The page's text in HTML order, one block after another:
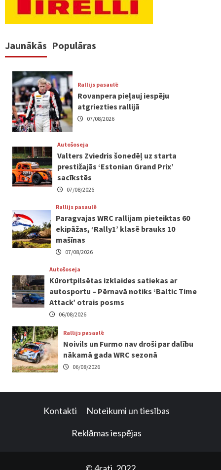
Jaunākās Populāras
Rallijs pasaulē
Rovanpera pieļauj iespēju
atgriezties rallijā
07/08/2026
Autošoseja
Valters Zviedris šonedēļ uz starta
prestižajās ‘Estonian Grand Prix’
sacīkstēs
07/08/2026
Rallijs pasaulē
Paragvajas WRC rallijam pieteiktas 60
ekipāžas, ‘Rally1’ klasē brauks 10
mašīnas
07/08/2026
Autošoseja
Kūrortpilsētas izklaides satiekas ar
autosportu – Pērnavā notiks ‘Baltic Time
Attack’ otrais posms
06/08/2026
Rallijs pasaulē
Noivils un Furmo nav droši par dalību
nākamā gada WRC sezonā
06/08/2026
Kontakti Noteikumi un tiesības
Reklāmas iespējas